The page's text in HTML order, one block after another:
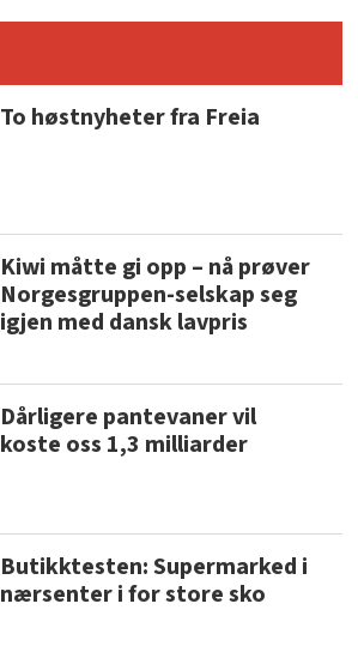
To høstnyheter fra Freia
Kiwi måtte gi opp – nå prøver
Norgesgruppen-selskap seg
igjen med dansk lavpris
Dårligere pantevaner vil
koste oss 1,3 milliarder
Butikktesten: Supermarked i
nærsenter i for store sko